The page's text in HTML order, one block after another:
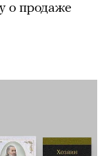
о продаже